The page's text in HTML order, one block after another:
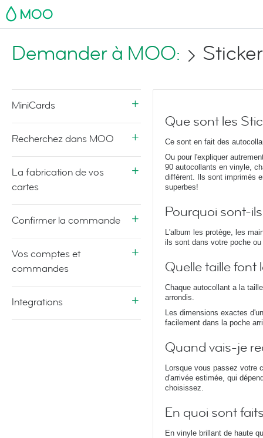
MOO
Demander à MOO:
MiniCards
Recherchez dans MOO
La fabrication de vos
cartes
Confirmer la commande
Vos comptes et
commandes
Integrations
Que sont les
Ce sont en fait des
Ou pour l'expliquer
90 autocollants en vinyle,
différent. Ils sont imprimés
superbes!
Pourquoi sont-
L'album les protège, les
ils sont dans votre poche
Quelle taille
Chaque autocollant a la
arrondis.
Les dimensions exactes
facilement dans la poche
Quand vais-je
Lorsque vous passez votre
d'arrivée estimée, qui
choisissez.
En quoi sont
En vinyle brillant de haute